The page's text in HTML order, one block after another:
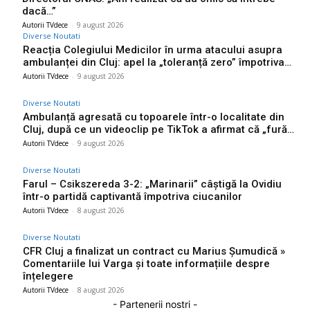
dacă…”
Autorii TVdece - 9 august 2026
Diverse Noutati
Reacția Colegiului Medicilor în urma atacului asupra
ambulanței din Cluj: apel la „toleranță zero” împotriva…
Autorii TVdece - 9 august 2026
Diverse Noutati
Ambulanță agresată cu topoarele într-o localitate din
Cluj, după ce un videoclip pe TikTok a afirmat că „fură…
Autorii TVdece - 9 august 2026
Diverse Noutati
Farul – Csikszereda 3-2: „Marinarii” câștigă la Ovidiu
într-o partidă captivantă împotriva ciucanilor
Autorii TVdece - 8 august 2026
Diverse Noutati
CFR Cluj a finalizat un contract cu Marius Șumudică »
Comentariile lui Varga și toate informațiile despre
înțelegere
Autorii TVdece - 8 august 2026
- Partenerii nostri -